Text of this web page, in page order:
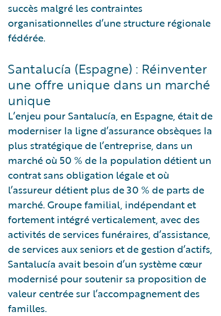
succès malgré les contraintes
organisationnelles d’une structure régionale
fédérée.
Santalucía (Espagne) : Réinventer
une offre unique dans un marché
unique
L’enjeu pour Santalucía, en Espagne, était de
moderniser la ligne d’assurance obsèques la
plus stratégique de l’entreprise, dans un
marché où 50 % de la population détient un
contrat sans obligation légale et où
l’assureur détient plus de 30 % de parts de
marché. Groupe familial, indépendant et
fortement intégré verticalement, avec des
activités de services funéraires, d’assistance,
de services aux seniors et de gestion d’actifs,
Santalucía avait besoin d’un système cœur
modernisé pour soutenir sa proposition de
valeur centrée sur l’accompagnement des
familles.